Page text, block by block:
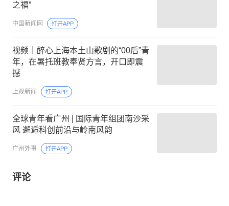
之福”
中国新闻网 打开APP
视频｜醉心上海本土山歌剧的“00后”青
年，在暑托班教奉贤方言，开口即震
撼
上观新闻 打开APP
全球青年看广州 | 国际青年组团南沙采
风 邂逅科创前沿与岭南风韵
广州外事 打开APP
评论